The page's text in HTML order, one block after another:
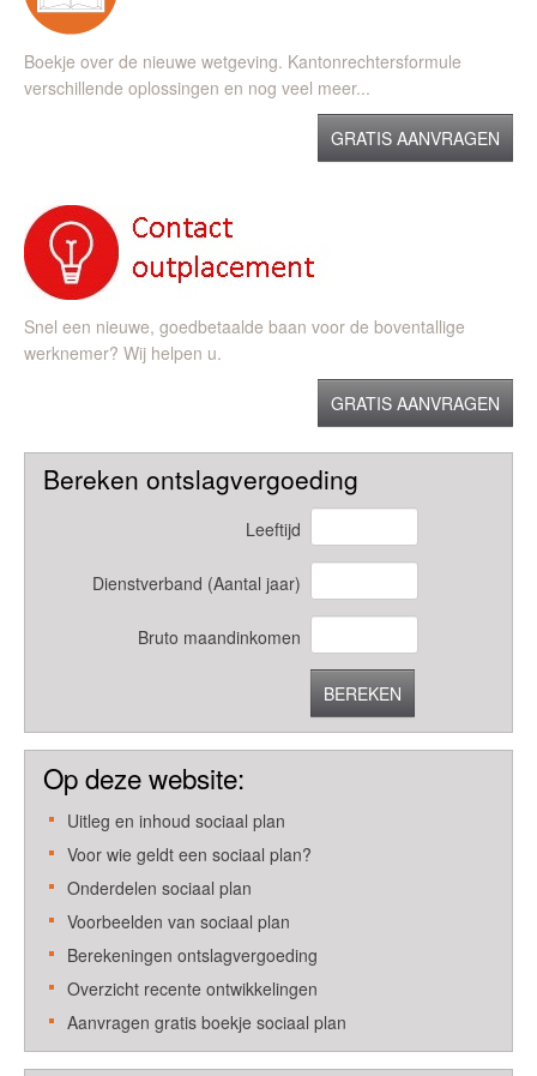
Boekje over de nieuwe wetgeving. Kantonrechtersformule
verschillende oplossingen en nog veel meer...
GRATIS AANVRAGEN
Snel een nieuwe, goedbetaalde baan voor de boventallige
werknemer? Wij helpen u.
GRATIS AANVRAGEN
Bereken ontslagvergoeding
Leeftijd
Dienstverband (Aantal jaar)
Bruto maandinkomen
BEREKEN
Op deze website:
Uitleg en inhoud sociaal plan
Voor wie geldt een sociaal plan?
Onderdelen sociaal plan
Voorbeelden van sociaal plan
Berekeningen ontslagvergoeding
Overzicht recente ontwikkelingen
Aanvragen gratis boekje sociaal plan